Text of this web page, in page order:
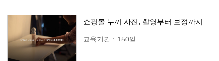
쇼핑몰 누끼 사진, 촬영부터 보정까지
교육기간 : 150일